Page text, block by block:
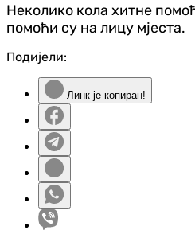
Неколико кола хитне
помоћи су на лицу мјеста.
Подијели:
Линк је копиран!